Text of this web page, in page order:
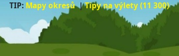
TIP: Mapy okresů|Tipy na výlety (11 300)